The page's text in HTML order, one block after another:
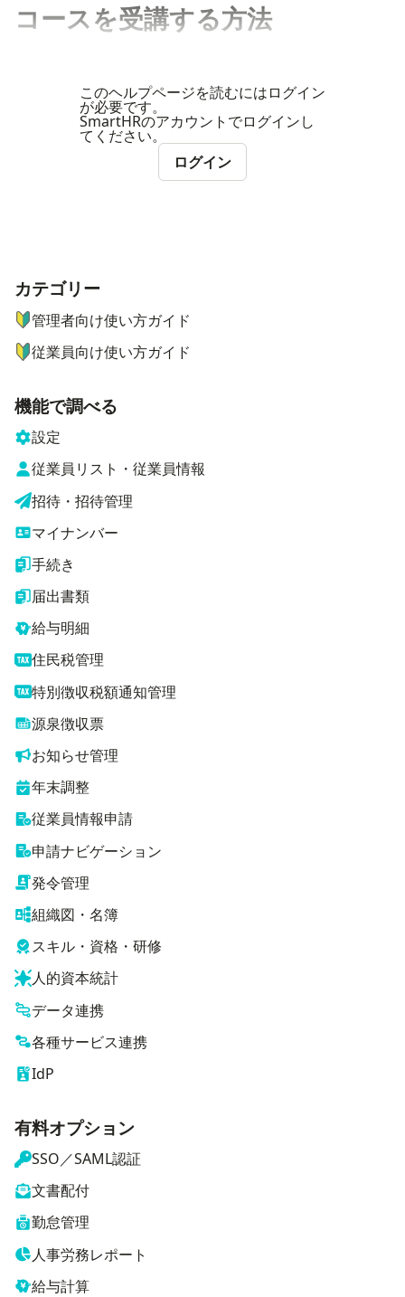
コースを受講する方法
このヘルプページを読むにはログイン
が必要です。
SmartHRのアカウントでログインし
てください。
ログイン
ナビゲーションメニュー
カテゴリー
管理者向け使い方ガイド
従業員向け使い方ガイド
機能で調べる
設定
従業員リスト・従業員情報
招待・招待管理
マイナンバー
手続き
届出書類
給与明細
住民税管理
特別徴収税額通知管理
源泉徴収票
お知らせ管理
年末調整
従業員情報申請
申請ナビゲーション
発令管理
組織図・名簿
スキル・資格・研修
人的資本統計
データ連携
各種サービス連携
IdP
有料オプション
SSO／SAML認証
文書配付
勤怠管理
人事労務レポート
給与計算